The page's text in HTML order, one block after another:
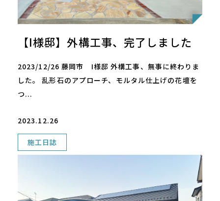
【I様邸】外構工事、完了しました
2023/12/26 藤岡市 I様邸 外構工事、無事に終わりま
した。 乱形石のアプローチ、モルタル仕上げの花壇を
つ...
2023.12.26
施工日誌